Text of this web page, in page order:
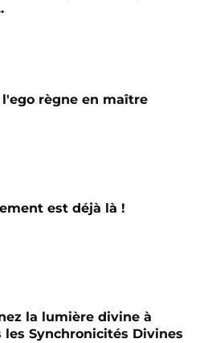
l'ego règne en maître
est déjà là !
la lumière divine à
les Synchronicités Divines